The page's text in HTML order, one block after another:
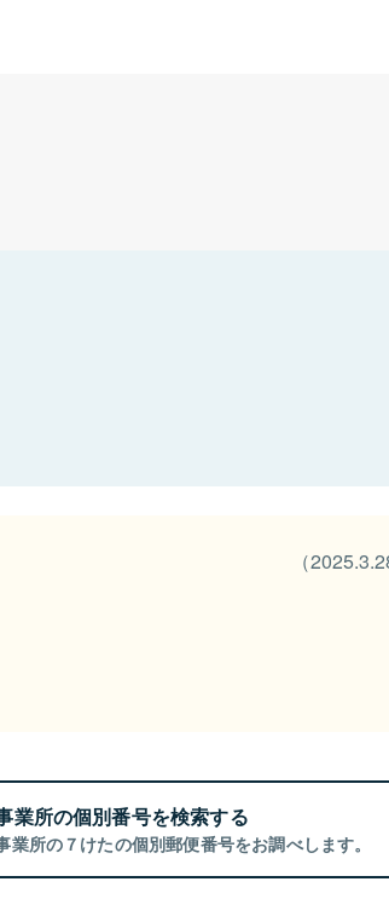
（
業所の個別番号を検索する
業所の７けたの個別郵便番号をお調べします。